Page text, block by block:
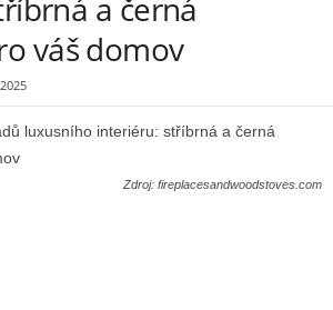
a černá
váš domov
Zdroj: fireplacesandwoodstoves.com